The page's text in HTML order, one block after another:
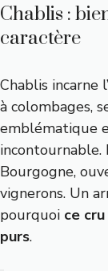
Chablis :
caractère
Chablis incarne
à colombages,
emblématique
incontournable.
Bourgogne,
vignerons. Un
pourquoi ce
purs.